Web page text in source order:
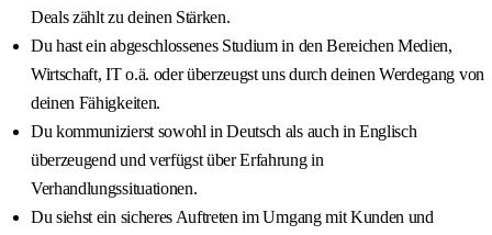
Deals zählt zu deinen Stärken.
Du hast ein abgeschlossenes Studium in den Bereichen Medien,
Wirtschaft, IT o.ä. oder überzeugst uns durch deinen Werdegang von
deinen Fähigkeiten.
Du kommunizierst sowohl in Deutsch als auch in Englisch
überzeugend und verfügst über Erfahrung in
Verhandlungssituationen.
Du siehst ein sicheres Auftreten im Umgang mit Kunden und